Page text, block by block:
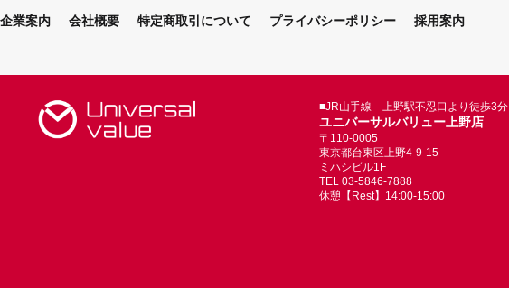
企業案内 会社概要 特定商取引について プライバシーポリシー 採用案内
■JR山手線 上野駅不忍口より徒歩3分
ユニバーサルバリュー上野店
〒110-0005
東京都台東区上野4-9-15
ミハシビル1F
TEL 03-5846-7888
休憩【Rest】14:00-15:00